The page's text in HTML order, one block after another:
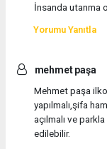
İnsanda utanma
Yorumu Yanıtla
mehmet paşa
Mehmet paşa
yapılmalı,şifa
açılmalı ve
edilebilir.